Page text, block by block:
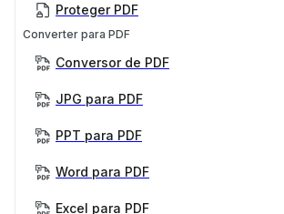
Proteger PDF
Converter para PDF
Conversor de PDF
JPG para PDF
PPT para PDF
Word para PDF
Excel para PDF